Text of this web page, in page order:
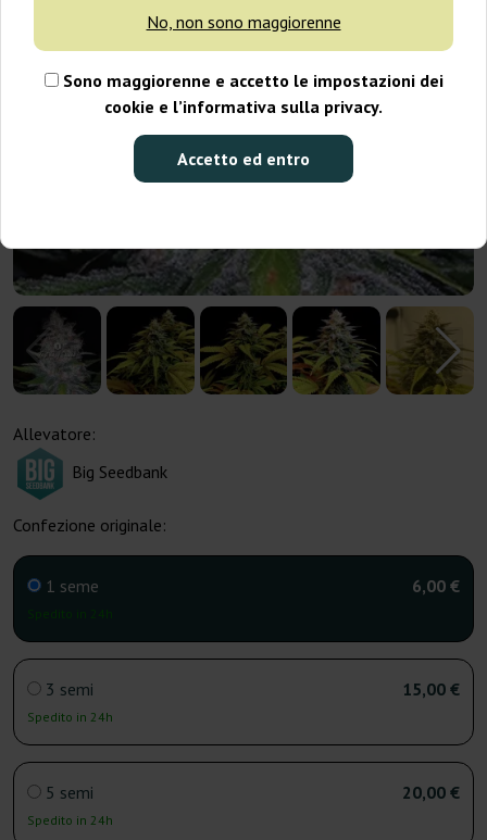
No, non sono maggiorenne
Sono maggiorenne e accetto le impostazioni dei
cookie e l’informativa sulla privacy.
Accetto ed entro
Allevatore:
Big Seedbank
Confezione originale:
1 seme 6,00 €
3 semi
Spedito in 24h
15,00 €
5 semi
Spedito in 24h
20,00 €